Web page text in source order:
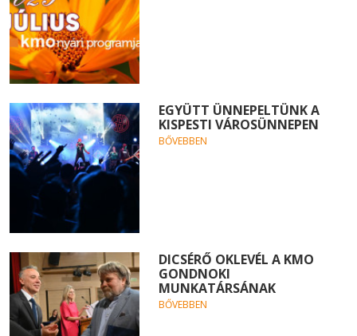
EGYÜTT ÜNNEPELTÜNK A
KISPESTI VÁROSÜNNEPEN
BŐVEBBEN
DICSÉRŐ OKLEVÉL A KMO
GONDNOKI
MUNKATÁRSÁNAK
BŐVEBBEN